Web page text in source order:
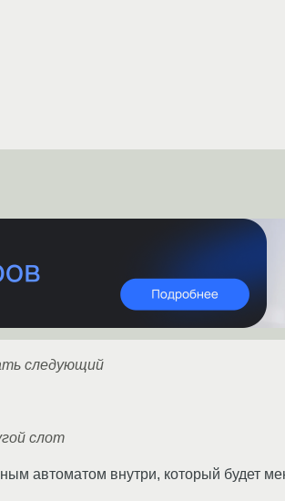
следующий
слот
автоматом внутри, который будет